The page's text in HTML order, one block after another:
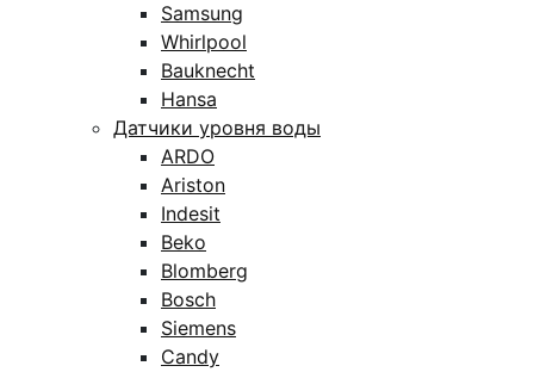
Samsung
Whirlpool
Bauknecht
Hansa
Датчики уровня воды
ARDO
Ariston
Indesit
Beko
Blomberg
Bosch
Siemens
Candy